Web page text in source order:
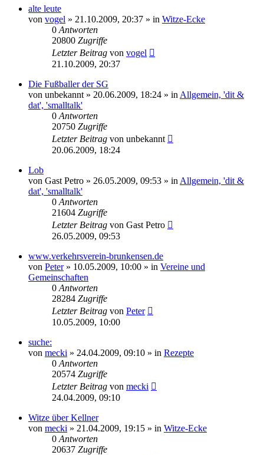
alte leute
von vogel » 21.10.2009, 20:37 » in Witze-Ecke
0 Antworten
20800 Zugriffe
Letzter Beitrag von vogel
21.10.2009, 20:37
Die Fußballer der SG
von unbekannt » 20.06.2009, 18:24 » in Allgemein, 'dit &
dat', 'smalltalk'
0 Antworten
20750 Zugriffe
Letzter Beitrag von unbekannt
20.06.2009, 18:24
Lob
von Gast Petro » 26.05.2009, 09:53 » in Allgemein, 'dit &
dat', 'smalltalk'
0 Antworten
21604 Zugriffe
Letzter Beitrag von Gast Petro
26.05.2009, 09:53
www.verkehrsverein-brunkensen.de
von Peter» 10.05.2009, 10:00 » in Vereine und
Gemeinschaften
0 Antworten
28284 Zugriffe
Letzter Beitrag von Peter
10.05.2009, 10:00
suche:
von mecki » 24.04.2009, 09:10 » in Rezepte
0 Antworten
20574 Zugriffe
Letzter Beitrag von mecki
24.04.2009, 09:10
Witze über Kellner
von mecki » 21.04.2009, 19:15 » in Witze-Ecke
0 Antworten
20637 Zugriffe